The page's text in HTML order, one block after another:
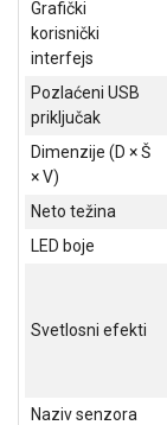
ALAT I
BAŠTA
OUTLET
KRIPTO
IGRAČKE
Grafički
korisnički
interfejs
Pozlaćeni USB
priključak
Dimenzije (D × Š
× V)
Neto težina
LED boje
Svetlosni efekti
Naziv senzora